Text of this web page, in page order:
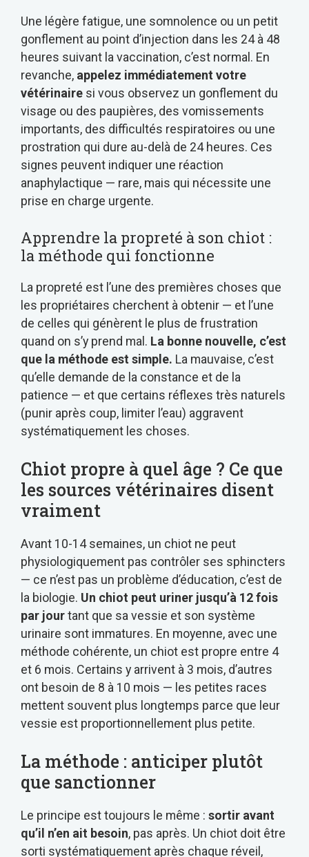
Une légère fatigue, une somnolence ou un petit
gonflement au point d’injection dans les 24 à 48
heures suivant la vaccination, c’est normal. En
revanche, appelez immédiatement votre
vétérinaire si vous observez un gonflement du
visage ou des paupières, des vomissements
importants, des difficultés respiratoires ou une
prostration qui dure au-delà de 24 heures. Ces
signes peuvent indiquer une réaction
anaphylactique — rare, mais qui nécessite une
prise en charge urgente.
Apprendre la propreté à son chiot :
la méthode qui fonctionne
La propreté est l’une des premières choses que
les propriétaires cherchent à obtenir — et l’une
de celles qui génèrent le plus de frustration
quand on s’y prend mal. La bonne nouvelle, c’est
que la méthode est simple. La mauvaise, c’est
qu’elle demande de la constance et de la
patience — et que certains réflexes très naturels
(punir après coup, limiter l’eau) aggravent
systématiquement les choses.
Chiot propre à quel âge ? Ce que
les sources vétérinaires disent
vraiment
Avant 10-14 semaines, un chiot ne peut
physiologiquement pas contrôler ses sphincters
— ce n’est pas un problème d’éducation, c’est de
la biologie. Un chiot peut uriner jusqu’à 12 fois
par jourtant que sa vessie et son système
urinaire sont immatures. En moyenne, avec une
méthode cohérente, un chiot est propre entre 4
et 6 mois. Certains y arrivent à 3 mois, d’autres
ont besoin de 8 à 10 mois — les petites races
mettent souvent plus longtemps parce que leur
vessie est proportionnellement plus petite.
La méthode : anticiper plutôt
que sanctionner
Le principe est toujours le même : sortir avant
qu’il n’en ait besoin, pas après. Un chiot doit être
sorti systématiquement après chaque réveil,